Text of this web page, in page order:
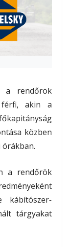
a rendőrök
akin a
közben
a rendőrök
kábítószer-
tárgyakat